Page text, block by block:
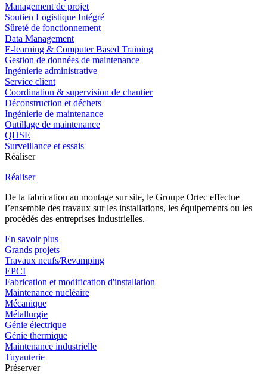
Management de projet
Soutien Logistique Intégré
Sûreté de fonctionnement
Data Management
E-learning & Computer Based Training
Gestion de données de maintenance
Ingénierie administrative
Service client
Coordination & supervision de chantier
Déconstruction et déchets
Ingénierie de maintenance
Outillage de maintenance
QHSE
Surveillance et essais
Réaliser
Réaliser
De la fabrication au montage sur site, le Groupe Ortec effectue
l’ensemble des travaux sur les installations, les équipements ou les
procédés des entreprises industrielles.
En savoir plus
Grands projets
Travaux neufs/Revamping
EPCI
Fabrication et modification d'installation
Maintenance nucléaire
Mécanique
Métallurgie
Génie électrique
Génie thermique
Maintenance industrielle
Tuyauterie
Préserver